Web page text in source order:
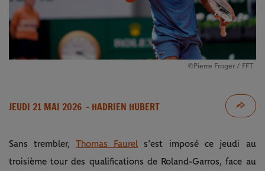
©Pierre Froger / FFT
JEUDI 21 MAI 2026 - HADRIEN HUBERT
Sans trembler, Thomas Faurels’est imposé ce jeudi au
troisième tour des qualifications de Roland-Garros, face au